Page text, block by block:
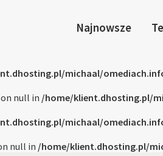
Najnowsze
michaal/
null in /home/klient.dhosting.pl/
michaal/
null in /home/klient.dhosting.pl/